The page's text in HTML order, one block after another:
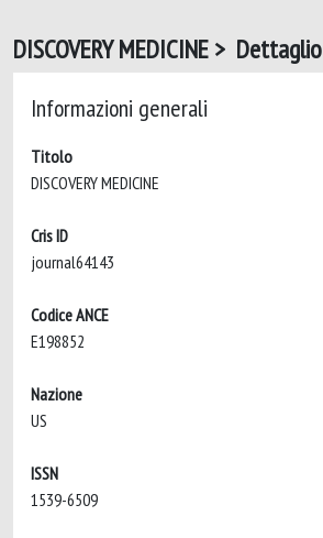
DISCOVERY MEDICINE > Dettaglio
Informazioni generali
Titolo
Cris ID
Codice ANCE
Nazione
ISSN